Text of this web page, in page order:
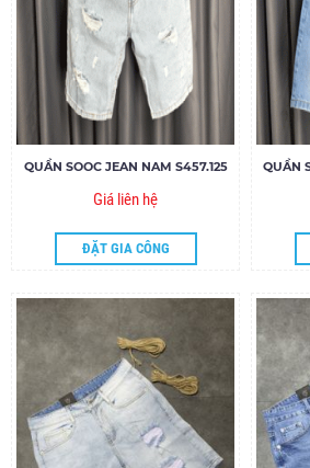
QUẦN SOOC JEAN NAM S457.125
Giá liên hệ
ĐẶT GIA CÔNG
QUẦN